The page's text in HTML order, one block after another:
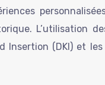
L’utilisation
(DKI) et